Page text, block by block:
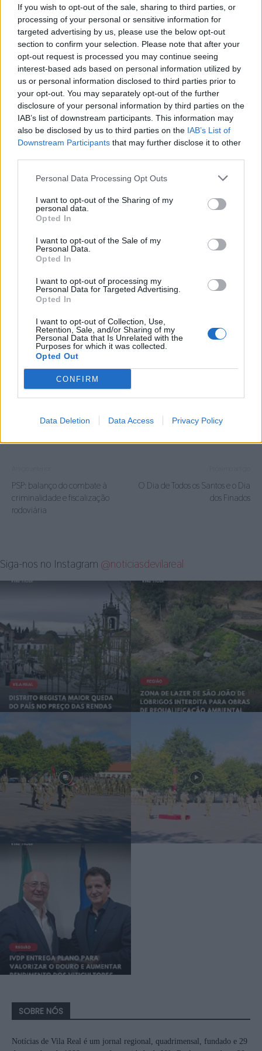
If you wish to opt-out of the sale, sharing to third parties, or
processing of your personal or sensitive information for
targeted advertising by us, please use the below opt-out
section to confirm your selection. Please note that after your
opt-out request is processed you may continue seeing
interest-based ads based on personal information utilized by
us or personal information disclosed to third parties prior to
your opt-out. You may separately opt-out of the further
disclosure of your personal information by third parties on the
IAB’s list of downstream participants. This information may
also be disclosed by us to third parties on the IAB’s List of
Downstream Participants that may further disclose it to other
Personal Data Processing Opt Outs
I want to opt-out of the Sharing of my
personal data.
Opted In
I want to opt-out of the Sale of my
Personal Data.
Opted In
I want to opt-out of processing my
Personal Data for Targeted Advertising.
Opted In
I want to opt-out of Collection, Use,
Retention, Sale, and/or Sharing of my
Personal Data that Is Unrelated with the
Purposes for which it was collected.
Opted Out
CONFIRM
Data Deletion Data Access Privacy Policy
Foi discutido a necessidade de o Secretariado em
parceria com a BALADI reforçar os Departamentos
Técnico e jurídico para acomodar e responder às
várias solicitações dos Associados. Houve ainda
tempo para um breve balanço sobre o muito bom
trabalho realizado pelos vários Agrupamentos dos
Baldios da área do Secretariado.
que concerne à redução da área forrageira dos
baldios promovida pelo Governo, que veio acentuar a
redução de 50 por cento levada a cabo no tempo da
agricultores transmontanos”.
Foi ainda aprovado por unanimidade a dinamização
de uma Manifestação Regional de Protesto durante o
mês de novembro, em parceria com o restante
movimento associativo regional reclamando “a
cessação dos cortes de área forrageira dos Baldios e
exigindo que nenhum agricultor seja prejudicado nas
suas candidaturas já entregues ao IFAP”.
Carlos Pereira Cardoso
PSP: balanço do combate à
criminalidade e fiscalização
rodoviária
O Dia de Todos os Santos e o Dia
dos Finados
Siga-nos no Instagram @noticiasdevilareal
SOBRE NÓS
Notícias de Vila Real é um jornal regional, quadrimensal, fundado e 29